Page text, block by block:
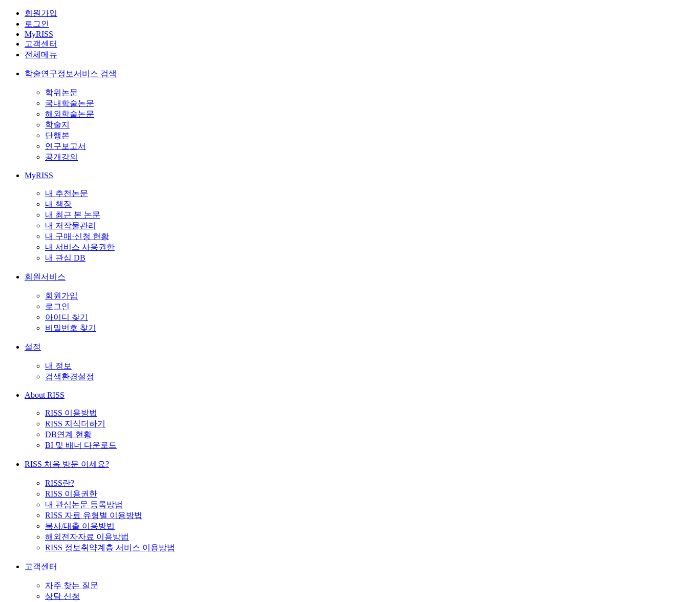
회원가입
로그인
MyRISS
고객센터
전체메뉴
학술연구정보서비스 검색
학위논문
국내학술논문
해외학술논문
학술지
단행본
연구보고서
공개강의
MyRISS
내 추천논문
내 책장
내 최근 본 논문
내 저작물관리
내 구매·신청 현황
내 서비스 사용권한
내 관심 DB
회원서비스
회원가입
로그인
아이디 찾기
비밀번호 찾기
설정
내 정보
검색환경설정
About RISS
RISS 이용방법
RISS 지식더하기
DB연계 현황
BI 및 배너 다운로드
RISS 처음 방문 이세요?
RISS란?
RISS 이용권한
내 관심논문 등록방법
RISS 자료 유형별 이용방법
복사/대출 이용방법
해외전자자료 이용방법
RISS 정보취약계층 서비스 이용방법
고객센터
자주 찾는 질문
상담 신청